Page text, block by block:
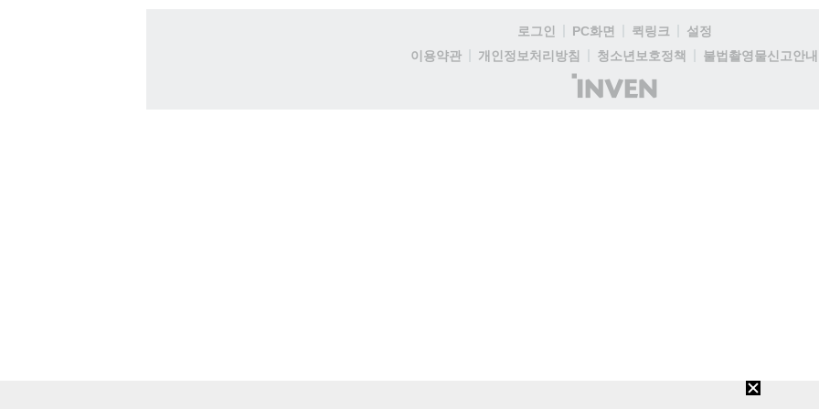
로그인 PC화면 퀵링크
설정
이용약관
개인정보처리방침 청소년보호정책
불법촬영물신고안내
(주)
인